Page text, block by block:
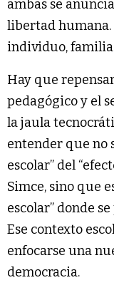
ambas se
libertad
individuo, familia
Hay que
pedagógico y el
la jaula
entender que no
escolar” del
Simce, sino que
escolar” donde
Ese contexto
enfocarse una
democracia.